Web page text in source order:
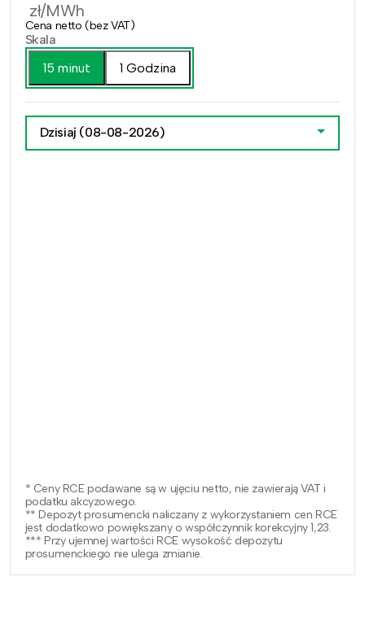
zł/MWh
Cena netto (bez VAT)
Skala
15 minut
1 Godzina
Dzisiaj (08-08-2026)
* Ceny RCE podawane są w ujęciu netto, nie zawierają VAT i
podatku akcyzowego.
** Depozyt prosumencki naliczany z wykorzystaniem cen RCE
jest dodatkowo powiększany o współczynnik korekcyjny 1,23.
*** Przy ujemnej wartości RCE wysokość depozytu
prosumenckiego nie ulega zmianie.